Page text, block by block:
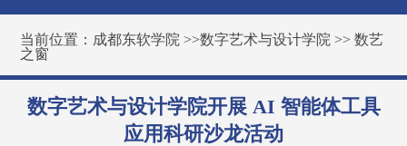
当前位置： 成都东软学院 >>数字艺术与设计学院 >>数艺
之窗
数字艺术与设计学院开展 AI 智能体工具
应用科研沙龙活动